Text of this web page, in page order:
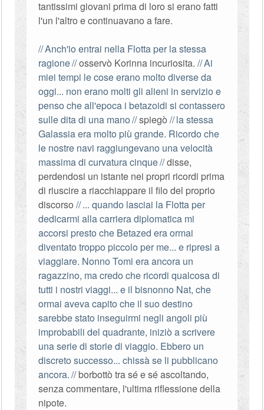
tantissimi giovani prima di loro si erano fatti
l'un l'altro e continuavano a fare.
Anch'io entrai nella Flotta per la stessa
ragione osservò Korinna incuriosita. Ai
miei tempi le cose erano molto diverse da
oggi... non erano molti gli alieni in servizio e
penso che all'epoca i betazoidi si contassero
sulle dita di una mano spiegò la stessa
Galassia era molto più grande. Ricordo che
le nostre navi raggiungevano una velocità
massima di curvatura cinque disse,
perdendosi un istante nei propri ricordi prima
di riuscire a riacchiappare il filo del proprio
discorso ... quando lasciai la Flotta per
dedicarmi alla carriera diplomatica mi
accorsi presto che Betazed era ormai
diventato troppo piccolo per me... e ripresi a
viaggiare. Nonno Tomi era ancora un
ragazzino, ma credo che ricordi qualcosa di
tutti i nostri viaggi... e il bisnonno Nat, che
ormai aveva capito che il suo destino
sarebbe stato inseguirmi negli angoli più
improbabili del quadrante, iniziò a scrivere
una serie di storie di viaggio. Ebbero un
discreto successo... chissà se li pubblicano
ancora. borbottò tra sé e sé ascoltando,
senza commentare, l'ultima riflessione della
nipote.